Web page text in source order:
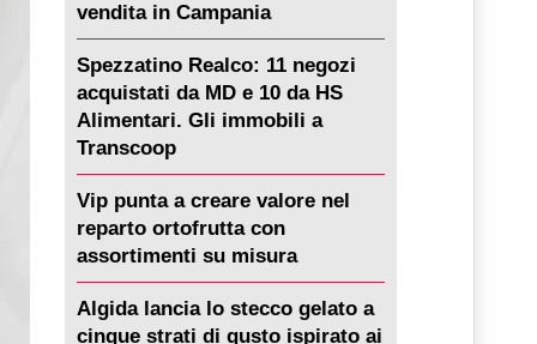
vendita in Campania
Spezzatino Realco: 11 negozi
acquistati da MD e 10 da HS
Alimentari. Gli immobili a
Transcoop
Vip punta a creare valore nel
reparto ortofrutta con
assortimenti su misura
Algida lancia lo stecco gelato a
cinque strati di gusto ispirato ai